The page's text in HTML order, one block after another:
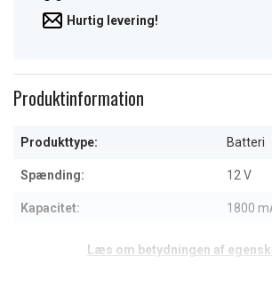
Hurtig levering!
Produktinformation
Produkttype: Batteri
Spænding: 12 V
Kapacitet: 1800
Læs om betydningen af